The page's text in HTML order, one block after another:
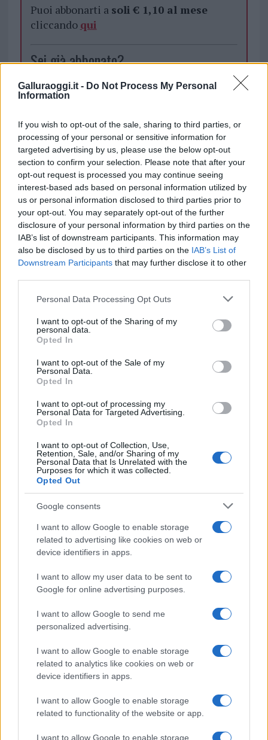
Galluraoggi.it - Do Not Process My Personal
Information
If you wish to opt-out of the sale, sharing to third parties, or
processing of your personal or sensitive information for
targeted advertising by us, please use the below opt-out
section to confirm your selection. Please note that after your
opt-out request is processed you may continue seeing
interest-based ads based on personal information utilized by
us or personal information disclosed to third parties prior to
your opt-out. You may separately opt-out of the further
disclosure of your personal information by third parties on the
IAB’s list of downstream participants. This information may
also be disclosed by us to third parties on the IAB’s List of
Downstream Participants that may further disclose it to other
Please note that this website/app uses one or more Google
not limited to your visit or usage behaviour. You may click to
grant or deny consent to Google and its third-party tags to
use your data for below specified purposes in below Google
consent section.
Personal Data Processing Opt Outs
I want to opt-out of the Sharing of my
personal data.
Opted In
I want to opt-out of the Sale of my
Personal Data.
Opted In
I want to opt-out of processing my
Personal Data for Targeted Advertising.
Opted In
I want to opt-out of Collection, Use,
Retention, Sale, and/or Sharing of my
Personal Data that Is Unrelated with the
Purposes for which it was collected.
Opted Out
Google consents
I want to allow Google to enable storage
related to advertising like cookies on web or
device identifiers in apps.
I want to allow my user data to be sent to
Google for online advertising purposes.
I want to allow Google to send me
personalized advertising.
I want to allow Google to enable storage
related to analytics like cookies on web or
device identifiers in apps.
I want to allow Google to enable storage
related to functionality of the website or app.
I want to allow Google to enable storage
Puoi abbonarti a soli € 1,10 al mese
cliccando qui
Sei già abbonato?
Puoi effettuare l'accesso andando nella
cliccando qui
TEMI: Incendi San Teodoro
Incendi Sardegna
Incendio San Teodoro
Notizie San Teodoro
Notizie Sardegna
Inviaci le tue segnalazioni,
i tuoi video e le tue foto
Su WhatsApp al numero +39
345 356 7512
Notizie in tempo reale?
GalluraOggi.it
daGoogle News
Condividi l'articolo
F
a
ce
b
o
o
k
T
w
it
te
r
Pi
n
te
re
st
W
h
at
s
A
p
p
S
a
re
Articolo precedente
Prossimo articolo
Sangue, musica e solidarietà con Avis Olbia al